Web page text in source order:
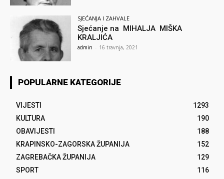
SJEĆANJA I ZAHVALE
Sjećanje na MIHALJA MIŠKA
KRALJIĆA
admin - 16 travnja, 2021
POPULARNE KATEGORIJE
VIJESTI
1293
KULTURA
190
OBAVIJESTI
188
KRAPINSKO-ZAGORSKA ŽUPANIJA
152
ZAGREBAČKA ŽUPANIJA
129
SPORT
116